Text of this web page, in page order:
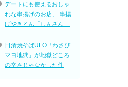
デートにも使えるおしゃ
れな串揚げのお店、 串揚
げやきとん「しんざん」
日清焼そばUFO「わさび
マヨ地獄」が地獄どころ
の辛さじゃなかった件